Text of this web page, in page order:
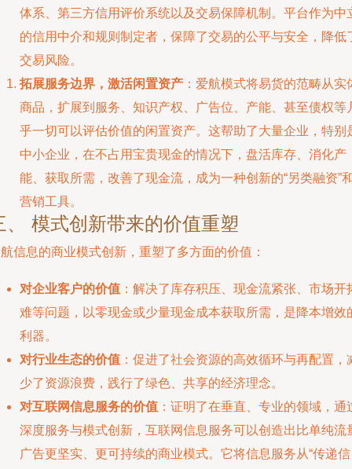
体系、第三方信用评价系统以及交易保障机制。平台作为中
的信用中介和规则制定者，保障了交易的公平与安全，降低
交易风险。
拓展服务边界，激活闲置资产 ：爱航模式将易货的范畴从实
商品，扩展到服务、知识产权、广告位、产能、甚至债权等
乎一切可以评估价值的闲置资产。这帮助了大量企业，特别
中小企业，在不占用宝贵现金的情况下，盘活库存、消化产
能、获取所需，改善了现金流，成为一种创新的“另类融资”
营销工具。
、 模式创新带来的价值重塑
信息的商业模式创新，重塑了多方面的价值：
对企业客户的价值 ：解决了库存积压、现金流紧张、市场开
难等问题，以零现金或少量现金成本获取所需，是降本增效
利器。
对行业生态的价值 ：促进了社会资源的高效循环与再配置，
少了资源浪费，践行了绿色、共享的经济理念。
对互联网信息服务的价值 ：证明了在垂直、专业的领域，通
深度服务与模式创新，互联网信息服务可以创造出比单纯流
广告更坚实、更可持续的商业模式。它将信息服务从“传递信